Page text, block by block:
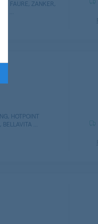
FAURE, ZANKER,
...
HOTPOINT
BELLAVITA ...